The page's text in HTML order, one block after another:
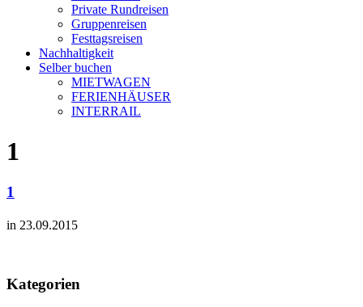
Private Rundreisen
Gruppenreisen
Festtagsreisen
Nachhaltigkeit
Selber buchen
MIETWAGEN
FERIENHÄUSER
INTERRAIL
1
1
in 23.09.2015
Kategorien